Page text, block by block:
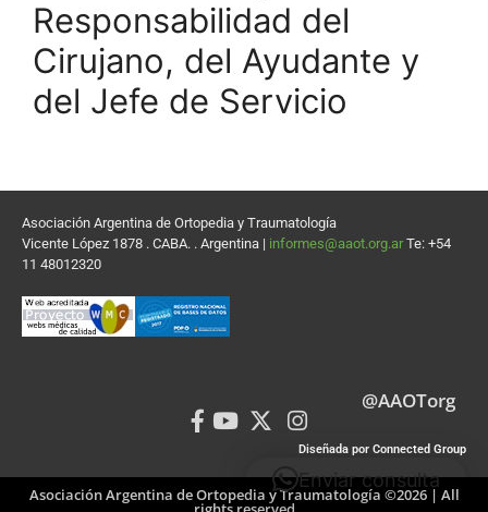
Responsabilidad del
Cirujano, del Ayudante y
del Jefe de Servicio
Asociación Argentina de Ortopedia y Traumatología
Vicente López 1878 . CABA. . Argentina | informes@aaot.org.ar Te: +54
11 48012320
@AAOTorg
Diseñada por Connected Group
Asociación Argentina de Ortopedia y Traumatología ©2026 | All
Enviar consulta